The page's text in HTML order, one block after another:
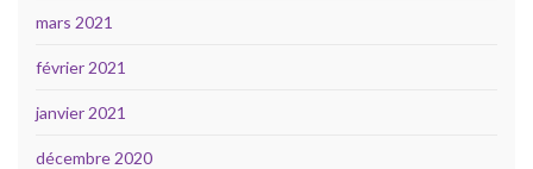
mars 2021
février 2021
janvier 2021
décembre 2020